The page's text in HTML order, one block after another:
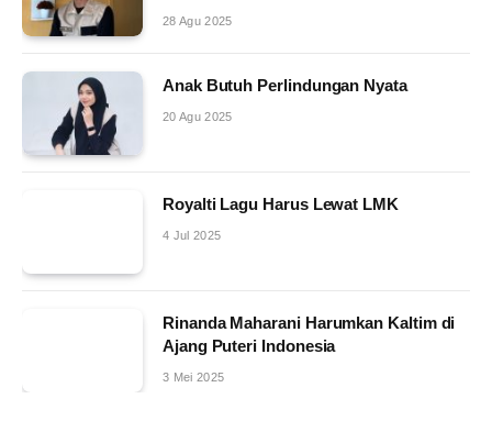
28 Agu 2025
Anak Butuh Perlindungan Nyata
20 Agu 2025
Royalti Lagu Harus Lewat LMK
4 Jul 2025
Rinanda Maharani Harumkan Kaltim di
Ajang Puteri Indonesia
3 Mei 2025